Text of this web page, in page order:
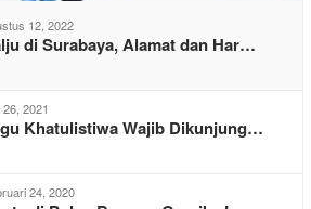
12, 2022
di Surabaya, Alamat dan Har…
2021
Khatulistiwa Wajib Dikunjung…
24, 2020